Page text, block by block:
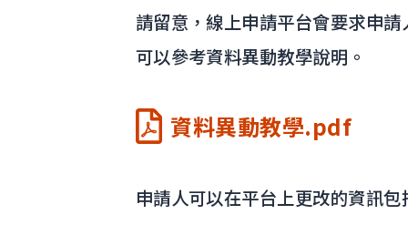
請留意，線上申請平台會要求申
可以參考資料異動教學說明。
資料異動教學.pdf
申請人可以在平台上更改的資訊包